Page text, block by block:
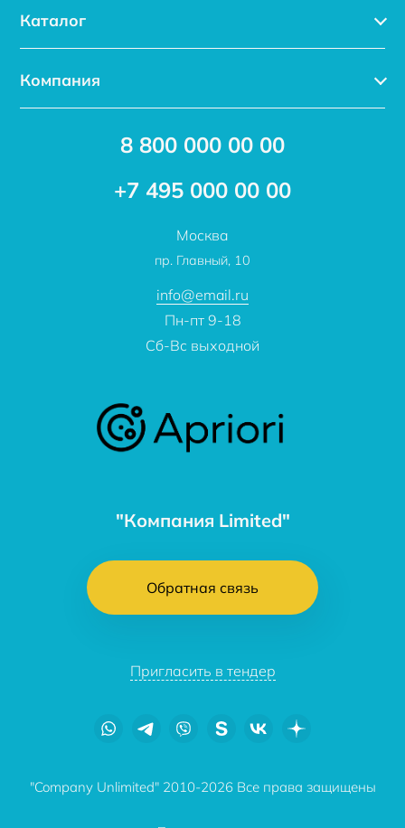
"Компания Limited"
Обратная связь
Пригласить в тендер
Каталог
Каталог
Услуги
Компания
Доставка
8 800 000 00 00
+7 495 000 00 00
Москва
пр. Главный, 10
info@email.ru
Пн-пт 9-18
Сб-Вс выходной
"Company Unlimited" 2010-2026 Все права защищены